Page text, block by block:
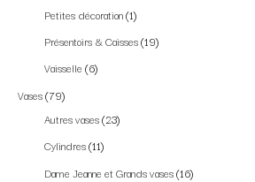
Petites décoration 1
Présentoirs & Caisses 19
Vaisselle 6
Vases 79
Autres vases 23
Cylindres 11
Dame Jeanne et Grands vases 16